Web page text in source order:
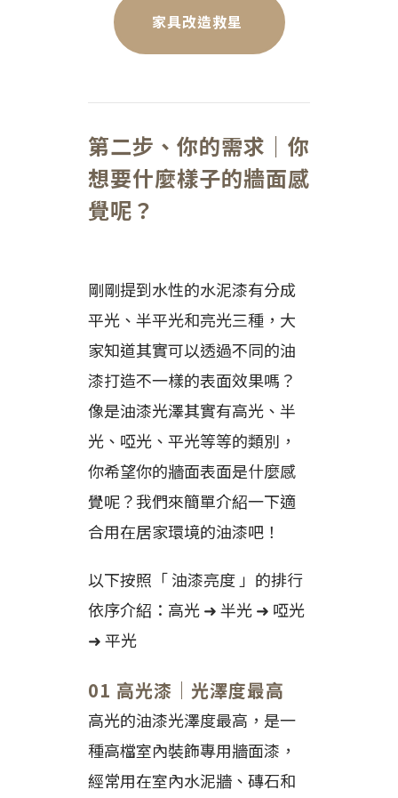
家具改造救星
第二步、你的需求｜你
想要什麼樣子的牆面感
覺呢？
剛剛提到水性的水泥漆有分成
平光、半平光和亮光三種，大
家知道其實可以透過不同的油
漆打造不一樣的表面效果嗎？
像是油漆光澤其實有高光、半
光、啞光、平光等等的類別，
你希望你的牆面表面是什麼感
覺呢？我們來簡單介紹一下適
合用在居家環境的油漆吧！
以下按照「 油漆亮度 」的排行
依序介紹：高光 ➜ 半光 ➜ 啞光
➜ 平光
01 高光漆｜光澤度最高
高光的油漆光澤度最高，是一
種高檔室內裝飾專用牆面漆，
經常用在室內水泥牆、磚石和